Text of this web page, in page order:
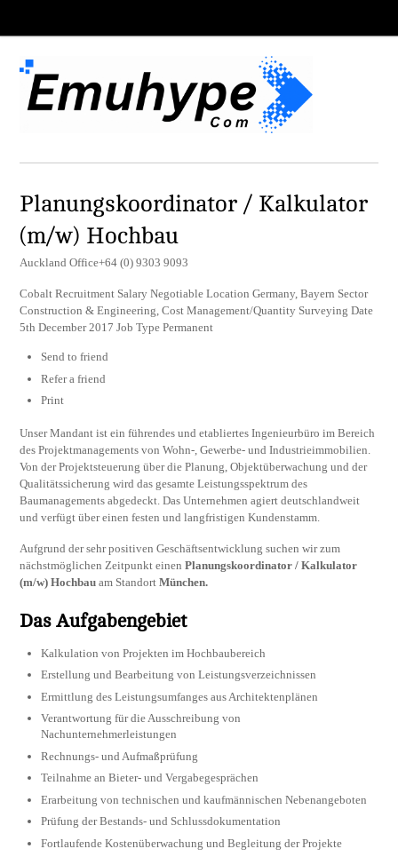
Planungskoordinator / Kalkulator
(m/w) Hochbau
Auckland Office+64 (0) 9303 9093
Cobalt Recruitment Salary Negotiable Location Germany, Bayern Sector
Construction & Engineering, Cost Management/Quantity Surveying Date
5th December 2017 Job Type Permanent
Send to friend
Refer a friend
Print
Unser Mandant ist ein führendes und etabliertes Ingenieurbüro im Bereich
des Projektmanagements von Wohn-, Gewerbe- und Industrieimmobilien.
Von der Projektsteuerung über die Planung, Objektüberwachung und der
Qualitätssicherung wird das gesamte Leistungsspektrum des
Baumanagements abgedeckt. Das Unternehmen agiert deutschlandweit
und verfügt über einen festen und langfristigen Kundenstamm.
Aufgrund der sehr positiven Geschäftsentwicklung suchen wir zum
nächstmöglichen Zeitpunkt einenPlanungskoordinator / Kalkulator
(m/w) Hochbau am StandortMünchen.
Das Aufgabengebiet
Kalkulation von Projekten im Hochbaubereich
Erstellung und Bearbeitung von Leistungsverzeichnissen
Ermittlung des Leistungsumfanges aus Architektenplänen
Verantwortung für die Ausschreibung von
Nachunternehmerleistungen
Rechnungs- und Aufmaßprüfung
Teilnahme an Bieter- und Vergabegesprächen
Erarbeitung von technischen und kaufmännischen Nebenangeboten
Prüfung der Bestands- und Schlussdokumentation
Fortlaufende Kostenüberwachung und Begleitung der Projekte